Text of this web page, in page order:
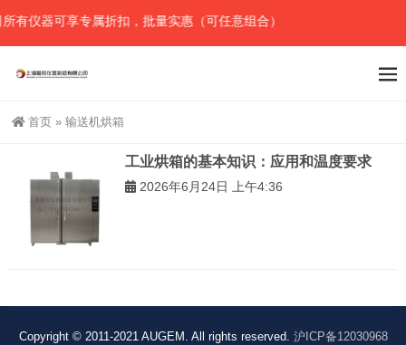
有仪器可享专属折扣，批量实惠（可任意组合），详情请直接联系官
首页 » 输送机烘箱
工业烘箱的基本知识：应用和温度要求
2026年6月24日 上午4:36
Copyright © 2011-2021 AUGEM. All rights reserved. 沪ICP备12030968